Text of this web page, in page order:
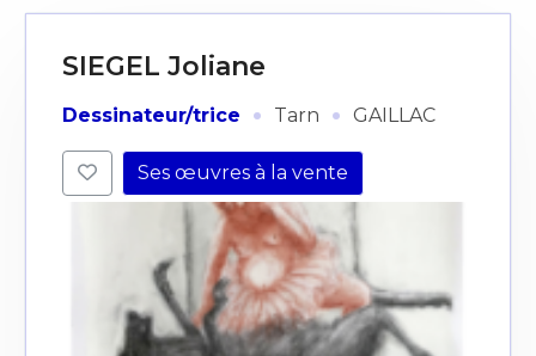
SIEGEL Joliane
Dessinateur/trice · Tarn · GAILLAC
Ses œuvres à la vente